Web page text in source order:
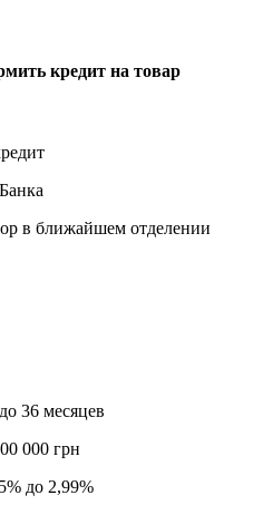
кредит на товар
в ближайшем отделении
36 месяцев
000 грн
до 2,99%